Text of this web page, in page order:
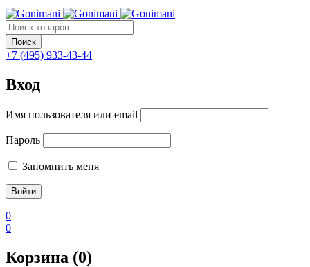
+7 (495) 933-43-44
Вход
Имя пользователя или email
Пароль
Запомнить меня
0
0
Корзина (0)